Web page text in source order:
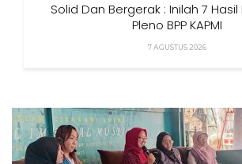
Solid Dan Bergerak : Inilah 7
Pleno BPP KAPMI
7 AGUSTUS 2026